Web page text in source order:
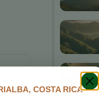
COSTA RICA